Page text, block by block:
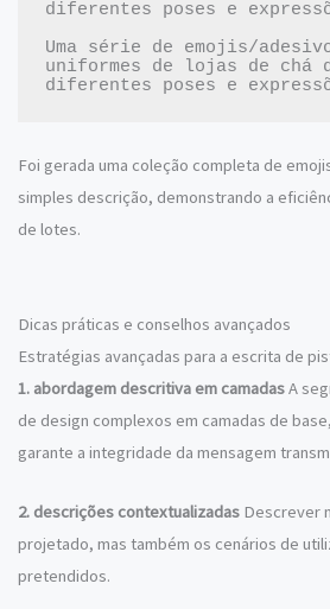
diferentes poses e
Uma série de emojis/
uniformes de lojas de chá
Foi gerada uma coleção completa de
simples descrição, demonstrando a
de lotes.
Dicas práticas e conselhos avançados
Estratégias avançadas para a escrita de
1. abordagem descritiva em camadasA
de design complexos em camadas de
garante a integridade da mensagem
2. descrições contextualizadas Descrever
projetado, mas também os cenários de
pretendidos.